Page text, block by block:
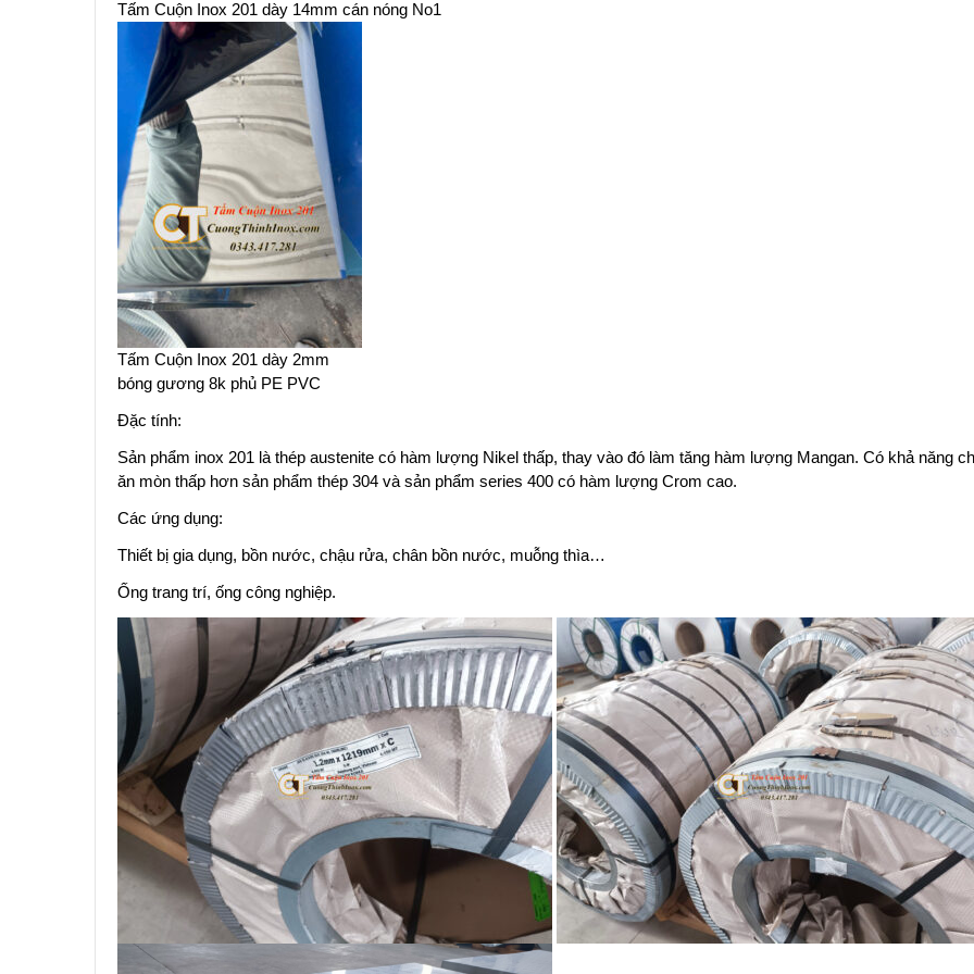
Tấm Cuộn Inox 201 dày 14mm cán nóng No1
Tấm Cuộn Inox 201 dày 2mm
bóng gương 8k phủ PE PVC
Đặc tính:
Sản phẩm inox 201 là thép austenite có hàm lượng Nikel thấp, thay vào đó làm tăng hàm lượng Mangan. Có khả năng
ăn mòn thấp hơn sản phẩm thép 304 và sản phẩm series 400 có hàm lượng Crom cao.
Các ứng dụng:
Thiết bị gia dụng, bồn nước, chậu rửa, chân bồn nước, muỗng thìa…
Ống trang trí, ống công nghiệp.